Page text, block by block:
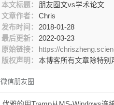
本文标题：
朋友圈文vs学术论文
文章作者：
Chris
发布时间：
2018-01-28
最后更新：
2022-03-23
原始链接：
https://
版权声明：
本博客所有文章除特
微信朋友圈